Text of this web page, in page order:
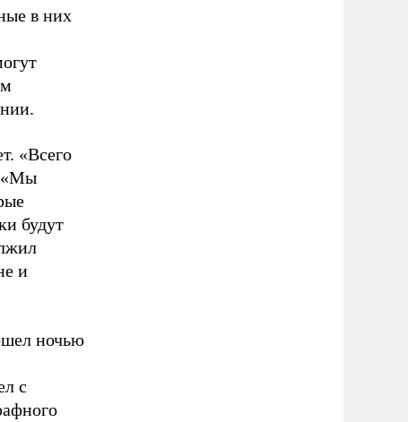
в них
«Всего
«Мы
будут
и
ночью
с